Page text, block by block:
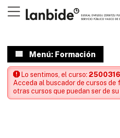
Menú: Formación
Lo sentimos, el curso:
Acceda al buscador de cursos
otras cursos que puedan ser de